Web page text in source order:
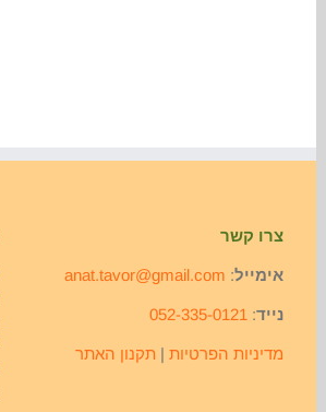
צרו קשר
אימייל:
anat.tavor@gmail.com
נייד:
052-335-0121
מדיניות הפרטיות | תקנון האתר